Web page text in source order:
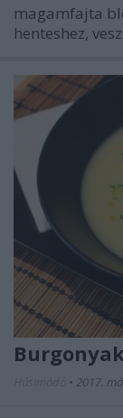
magamfajta
henteshez,
• 2017.